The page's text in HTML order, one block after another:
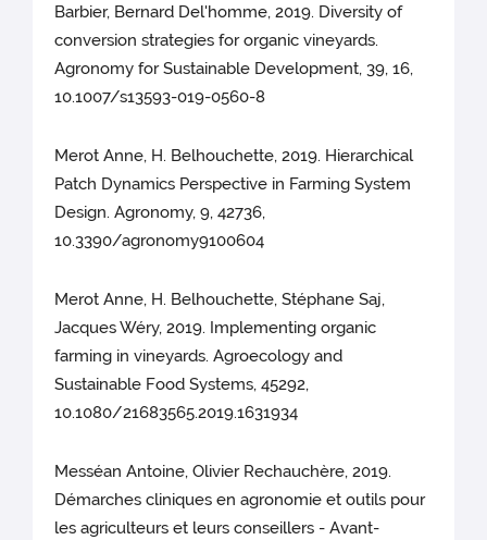
Barbier, Bernard Del'homme, 2019. Diversity of
conversion strategies for organic vineyards.
Agronomy for Sustainable Development, 39, 16,
10.1007/s13593-019-0560-8
Merot Anne, H. Belhouchette, 2019. Hierarchical
Patch Dynamics Perspective in Farming System
Design. Agronomy, 9, 42736,
10.3390/agronomy9100604
Merot Anne, H. Belhouchette, Stéphane Saj,
Jacques Wéry, 2019. Implementing organic
farming in vineyards. Agroecology and
Sustainable Food Systems, 45292,
10.1080/21683565.2019.1631934
Messéan Antoine, Olivier Rechauchère, 2019.
Démarches cliniques en agronomie et outils pour
les agriculteurs et leurs conseillers - Avant-